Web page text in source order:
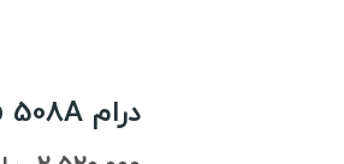
درام Hp 508A